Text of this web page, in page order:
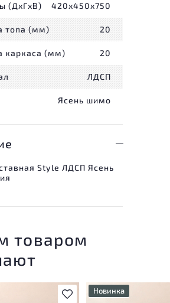
(ДxГxВ) 420x450x750
топа (мм) 20
каркаса (мм) 20
ЛДСП
Ясень шимо
Style ЛДСП Ясень
товаром
В избранноеНовинка